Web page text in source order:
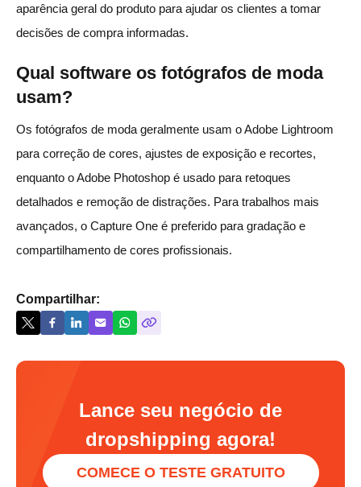
aparência geral do produto para ajudar os clientes a tomar
decisões de compra informadas.
Qual software os fotógrafos de moda
usam?
Os fotógrafos de moda geralmente usam o Adobe Lightroom
para correção de cores, ajustes de exposição e recortes,
enquanto o Adobe Photoshop é usado para retoques
detalhados e remoção de distrações. Para trabalhos mais
avançados, o Capture One é preferido para gradação e
compartilhamento de cores profissionais.
Compartilhar:
Lance seu negócio de
dropshipping agora!
COMECE O TESTE GRATUITO